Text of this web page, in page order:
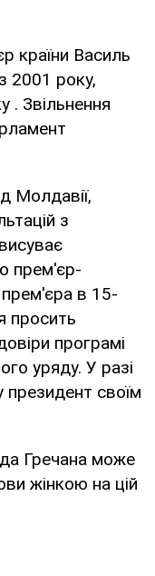
країни Василь
2001 року,
. Звільнення
Молдавії,
з
прем'єр-
прем'єра в 15-
просить
програмі
уряду. У разі
своїм
Гречана може
жінкою на цій